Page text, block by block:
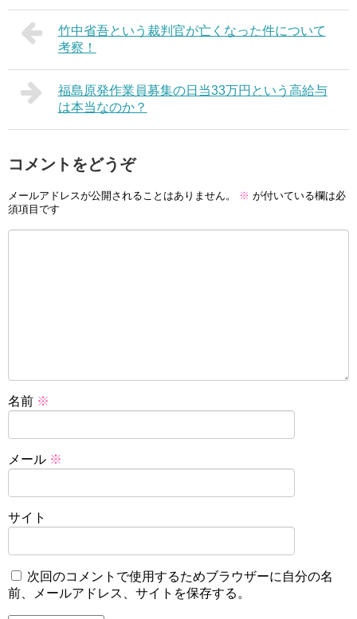
竹中省吾という裁判官が亡くなった件について
考察！
福島原発作業員募集の日当33万円という高給与
は本当なのか？
コメントをどうぞ
メールアドレスが公開されることはありません。 ※ が付いている欄は必
須項目です
名前 ※
メール ※
サイト
次回のコメントで使用するためブラウザーに自分の名
前、メールアドレス、サイトを保存する。